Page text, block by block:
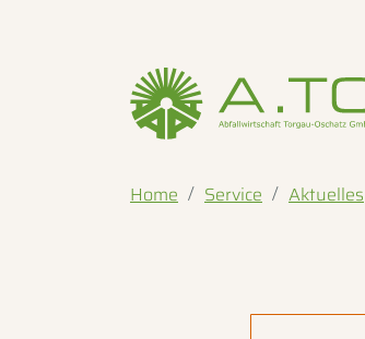
Home Service Aktuelles